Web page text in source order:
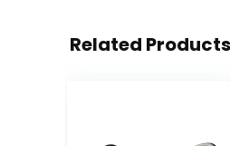
Related Products